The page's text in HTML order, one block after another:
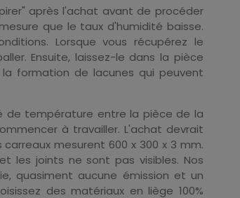
après l'achat avant de procéder
que le taux d'humidité baisse.
Lorsque vous récupérez le
Ensuite, laissez-le dans la pièce
formation de lacunes qui peuvent
de température entre la pièce de la
à travailler. L'achat devrait
mesurent 600 x 300 x 3 mm.
les joints ne sont pas visibles. Nos
quasiment aucune émission et un
des matériaux en liège 100%